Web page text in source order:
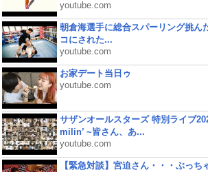
youtube.com
朝倉海選手に総合スパーリング挑ん
コにされた...
youtube.com
お家デート当日ゥ
youtube.com
サザンオールスターズ 特別ライブ
milin’ ~皆さん、あ...
youtube.com
【緊急対談】宮迫さん・・・ぶっち